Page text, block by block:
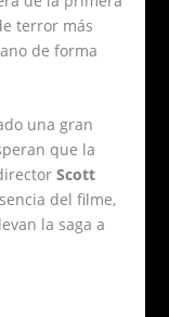
terror más
de forma
una gran
que la
Scott
del filme,
la saga a